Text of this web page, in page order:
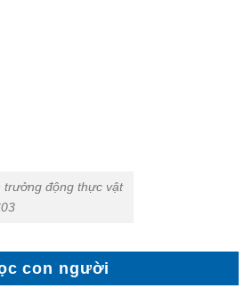
trưởng động thực vật
con người